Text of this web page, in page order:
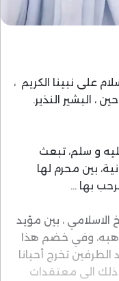
على نبينا الكريم ،
البشير النذير.
و سلم، تبعث
بين محرم لها
بها …
، بين مؤيد
وفي خضم هذا
الطرفين تخرج أحيانا
الى معتقدات